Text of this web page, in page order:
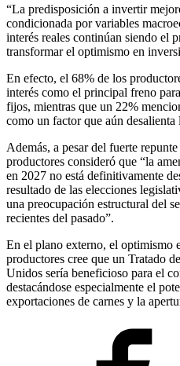
“La predisposición a invertir
condicionada por variables
interés reales continúan siendo el
transformar el optimismo en
En efecto, el 68% de los
interés como el principal freno
fijos, mientras que un 22%
como un factor que aún desalienta
Además, a pesar del fuerte
productores consideró que “la
en 2027 no está definitivamente
resultado de las elecciones
una preocupación estructural del
recientes del pasado”.
En el plano externo, el optimismo
productores cree que un Tratado
Unidos sería beneficioso para el
destacándose especialmente el
exportaciones de carnes y la